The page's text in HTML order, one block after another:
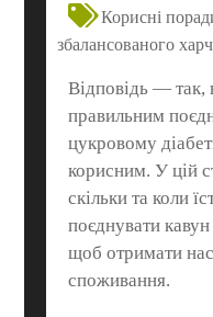
Корисні
збалансованого
Відповідь — так,
правильним
цукровому
корисним. У цій
скільки та коли
поєднувати
щоб отримати
споживання.